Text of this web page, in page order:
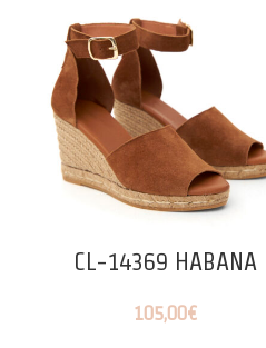
CL-14369 HABANA
105,00€